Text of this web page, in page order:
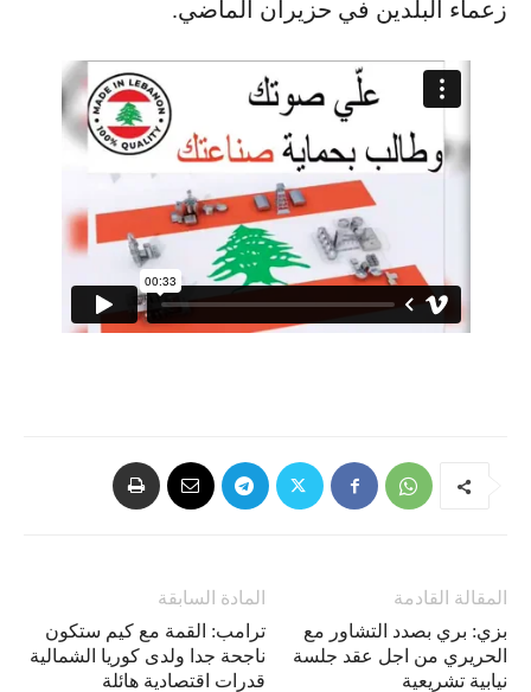
زعماء البلدين في حزيران الماضي.
المادة السابقة
ترامب: القمة مع كيم ستكون
ناجحة جدا ولدى كوريا الشمالية
قدرات اقتصادية هائلة
المقالة القادمة
بزي: بري بصدد التشاور مع
الحريري من اجل عقد جلسة
نيابية تشريعية